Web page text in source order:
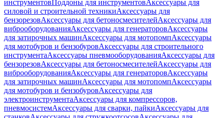
инструментовПоддоны для инструментовАксессуары для
силовой и строительной техникиАксессуары для
бензорезовАксессуары для бетоносмесителейАксессуары для
виброоборудованияАксессуары для генераторовАксессуары
для затирочных машинАксессуары для мотопомпАксессуары
для мотобуров и бензобуровАксессуары для строительного
инструментаАксессуары пневмооборудованияАксессуары для
бензорезовАксессуары для бетоносмесителейАксессуары для
виброоборудованияАксессуары для генераторовАксессуары
для затирочных машинАксессуары для мотопомпАксессуары
для мотобуров и бензобуровАксессуары для
электроинструментаАксессуары для компрессоров,
пневмосистемАксессуары для сварки, пайкиАксессуары для